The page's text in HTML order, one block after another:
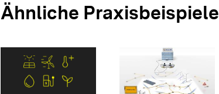
Ähnliche Praxisbeispiele